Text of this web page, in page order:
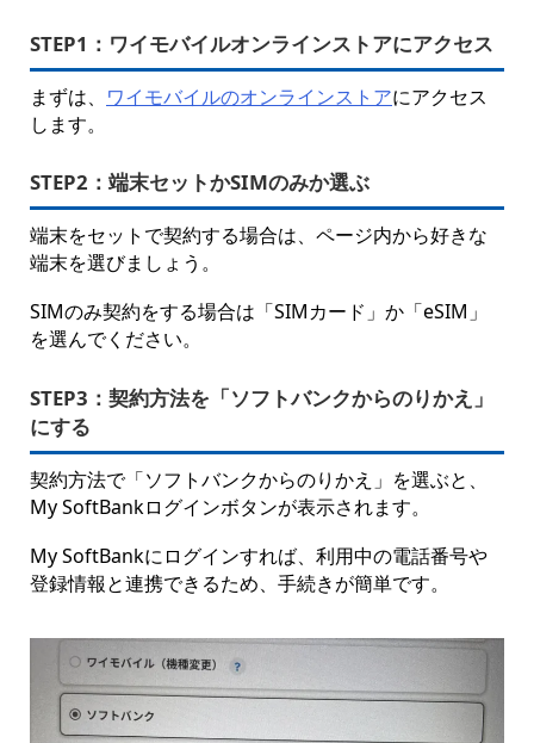
STEP1： ワイモバイルオンラインストアにアクセス
まずは、 ワイモバイルのオンラインストアにアクセス
します。
STEP2： 端末セットかSIMのみか選ぶ
端末をセットで契約する場合は、ページ内から好きな
端末を選びましょう。
SIMのみ契約をする場合は「SIMカード」か「eSIM」
を選んでください。
STEP3： 契約方法を「ソフトバンクからのりかえ」
にする
契約方法で「ソフトバンクからのりかえ」を選ぶと、
My SoftBankログインボタンが表示されます。
My SoftBankにログインすれば、利用中の電話番号や
登録情報と連携できるため、手続きが簡単です。